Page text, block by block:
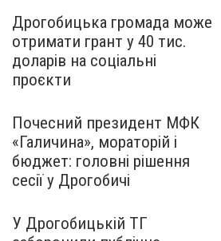
Дрогобицька громада може
отримати грант у 40 тис.
доларів на соціальні
проєкти
Почесний президент МФК
«Галичина», мораторій і
бюджет: головні рішення
сесії у Дрогобичі
У Дрогобицькій ТГ